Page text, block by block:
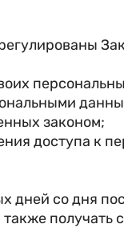
законом;
доступа к
дней со дня